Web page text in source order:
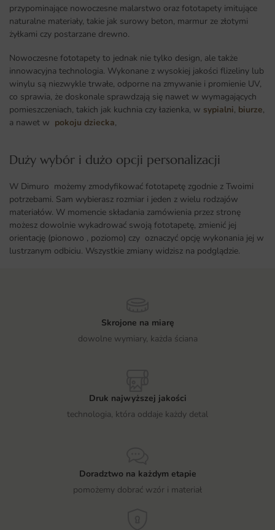
przypominające nowoczesne malarstwo oraz fototapety imitujące
naturalne materiały, takie jak surowy beton, marmur ze złotymi
żyłkami czy postarzane drewno.
Nowoczesne fototapety to jednak nie tylko design, ale także
innowacyjna technologia. Wykonane z wysokiej jakości flizeliny lub
winylu są niezwykle trwałe, odporne na zmywanie i promienie UV,
co sprawia, że doskonale sprawdzają się nawet w wymagających
pomieszczeniach, takich jak kuchnia czy łazienka, w sypialni, biurze,
a nawet w pokoju dziecka,
Duży wybór i dużo opcji personalizacji ​
W Dimuro możemy zmodyfikować fototapetę zgodnie z Twoimi
potrzebami. Sam wybierasz rozmiar i jeden z wielu rodzajów
materiałów. W momencie składania zamówienia przez stronę
możesz dowolnie wykadrować swoją fototapetę, zmienić jej
orientację (pionowo , poziomo) czy oznaczyć opcję wykonania jej w
lustrzanym odbiciu. Wszystkie zmiany widzisz na podglądzie.
Skrojone na miarę
dowolne wymiary, każda ściana
Druk najwyższej jakości
technologia, która oddaje każdy detal
Doradztwo na każdym etapie
pomożemy dobrać wzór i materiał